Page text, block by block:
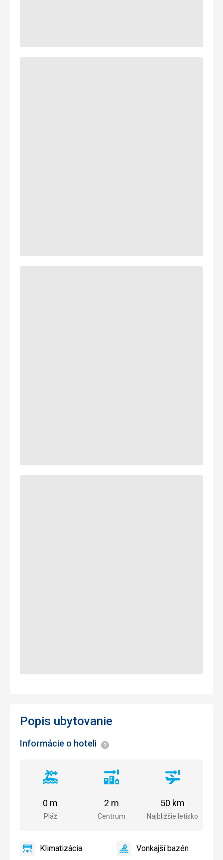
Popis ubytovanie
Informácie o hoteli Informácie
Vzdialenosť
pláže
Pláž
0 m
Vzdialenosť
centra
Centrum
2 m
Vzdialenosť
letiska
Najbližšie letisko
50 km
Klimatizácia
Klimatizácia
áno
VonkajšíVonkajší bazén
áno